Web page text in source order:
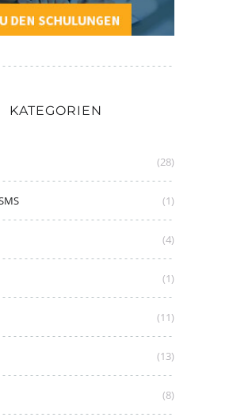
KATEGORIEN
(28)
(1)
(4)
(1)
(11)
(13)
(8)